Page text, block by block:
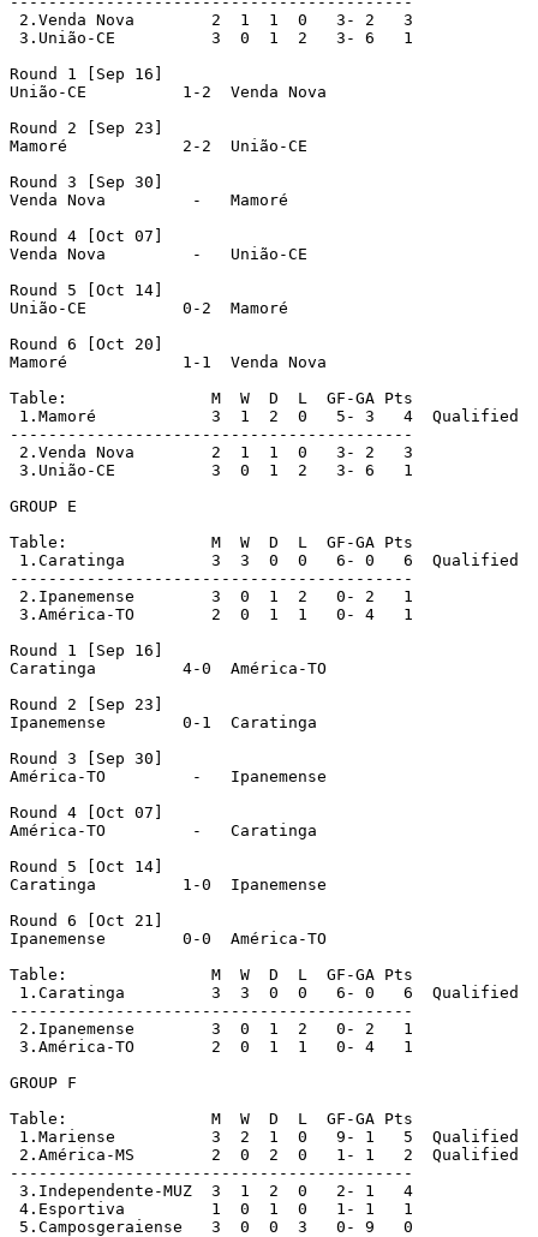
2.Venda Nova        2  1  1  0   3- 2   3
3.União-CE          3  0  1  2   3- 6   1
Round 1 [Sep 16]
União-CE          1-2  Venda Nova
Round 2 [Sep 23]
Mamoré            2-2  União-CE
Round 3 [Sep 30]
Venda Nova         -   Mamoré
Round 4 [Oct 07]
Venda Nova         -   União-CE
Round 5 [Oct 14]
União-CE          0-2  Mamoré
Round 6 [Oct 20]
Mamoré            1-1  Venda Nova
Table:               M  W  D  L  GF-GA Pts
1.Mamoré            3  1  2  0   5- 3   4  Qualified
------------------------------------------
2.Venda Nova        2  1  1  0   3- 2   3
3.União-CE          3  0  1  2   3- 6   1
GROUP E
Table:               M  W  D  L  GF-GA Pts
1.Caratinga         3  3  0  0   6- 0   6  Qualified
------------------------------------------
2.Ipanemense        3  0  1  2   0- 2   1
3.América-TO        2  0  1  1   0- 4   1
Round 1 [Sep 16]
Caratinga         4-0  América-TO
Round 2 [Sep 23]
Ipanemense        0-1  Caratinga
Round 3 [Sep 30]
América-TO         -   Ipanemense
Round 4 [Oct 07]
América-TO         -   Caratinga
Round 5 [Oct 14]
Caratinga         1-0  Ipanemense
Round 6 [Oct 21]
Ipanemense        0-0  América-TO
Table:               M  W  D  L  GF-GA Pts
1.Caratinga         3  3  0  0   6- 0   6  Qualified
------------------------------------------
2.Ipanemense        3  0  1  2   0- 2   1
3.América-TO        2  0  1  1   0- 4   1
GROUP F
Table:               M  W  D  L  GF-GA Pts
1.Mariense          3  2  1  0   9- 1   5  Qualified
2.América-MS        2  0  2  0   1- 1   2  Qualified
------------------------------------------
3.Independente-MUZ  3  1  2  0   2- 1   4
4.Esportiva         1  0  1  0   1- 1   1
5.Camposgeraiense   3  0  0  3   0- 9   0